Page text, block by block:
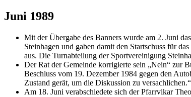
Juni 1989
Mit der Übergabe des Banners wurde am 2. Juni
Steinhagen und gaben damit den Startschuss für
aus. Die Turnabteilung der Sportvereinigung
Der Rat der Gemeinde korrigierte sein „Nein“ zur
Beschluss vom 19. Dezember 1984 gegen den
Zustand gerät, um die Diskussion zu versachlichen.“
Am 18. Juni verabschiedete sich der Pfarrvikar